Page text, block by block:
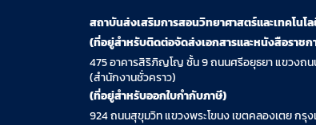
สถาบันส่งเสริมการสอนวิทยาศาสตร์และเทคโนโ
(ที่อยู่สำหรับติดต่อจัดส่งเอกสารและหนังสือราชก
475 อาคารสิริภิญโญ ชั้น 9 ถนนศรีอยุธยา แขวงถน
(สำนักงานชั่วคราว)
(ที่อยู่สำหรับออกใบกำกับภาษี)
924 ถนนสุขุมวิท แขวงพระโขนง เขตคลองเตย กรุง